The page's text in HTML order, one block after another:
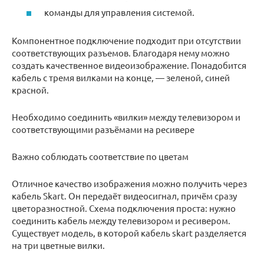
команды для управления системой.
Компонентное подключение подходит при отсутствии
соответствующих разъемов. Благодаря нему можно
создать качественное видеоизображение. Понадобится
кабель с тремя вилками на конце, — зеленой, синей
красной.
Необходимо соединить «вилки» между телевизором и
соответствующими разъёмами на ресивере
Важно соблюдать соответствие по цветам
Отличное качество изображения можно получить через
кабель Skart. Он передаёт видеосигнал, причём сразу
цветоразностной. Схема подключения проста: нужно
соединить кабель между телевизором и ресивером.
Существует модель, в которой кабель skart разделяется
на три цветные вилки.